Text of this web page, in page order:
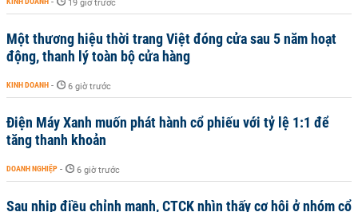
19 giờ trước
Một thương hiệu thời trang Việt đóng cửa sau 5 năm hoạt
động, thanh lý toàn bộ cửa hàng
KINH DOANH - 6 giờ trước
Điện Máy Xanh muốn phát hành cổ phiếu với tỷ lệ 1:1 để
tăng thanh khoản
DOANH NGHIỆP - 6 giờ trước
Sau nhịp điều chỉnh mạnh, CTCK nhìn thấy cơ hội ở nhóm cổ